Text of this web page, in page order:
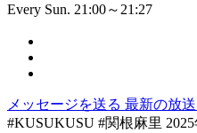
Every Sun. 21:00～21:27
メッセージを送る 最新の放送
#KUSUKUSU #関根麻里